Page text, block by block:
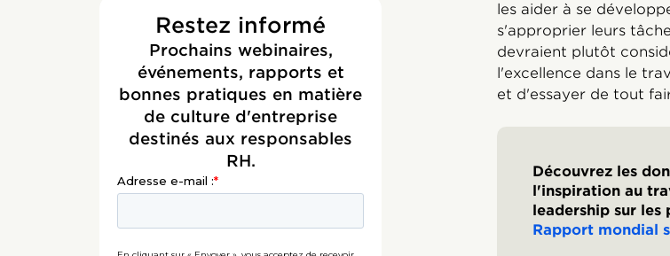
Restez informé
Prochains webinaires,
événements, rapports et
bonnes pratiques en matière
de culture d'entreprise
destinés aux responsables
RH.
les aider à se
s'approprier leurs
devraient plutôt
l'excellence dans le
et d'essayer de tout
Découvrez les
l'inspiration au
leadership sur les
Rapport mondial